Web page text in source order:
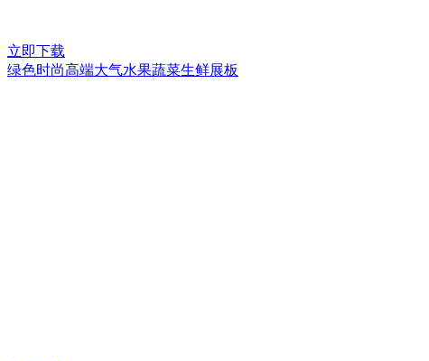
立即下载
绿色时尚高端大气水果蔬菜生鲜展板